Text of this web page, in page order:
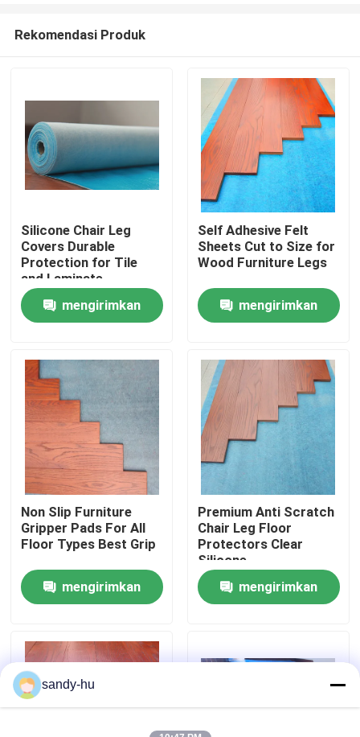
Rumah
Produk
Tentang Kami
Tur Pabrik
Kontrol Kualitas
Hubungi Kami
Berita
Pelindung Lantai
Rekomendasi Produk
Silicone Chair Leg
Covers Durable
Protection for Tile
and Laminate
mengirimkan
Self Adhesive Felt
Sheets Cut to Size for
Wood Furniture Legs
mengirimkan
Non Slip Furniture
Gripper Pads For All
Floor Types Best Grip
mengirimkan
Premium Anti Scratch
Chair Leg Floor
Protectors Clear
Silicone
mengirimkan
sandy-hu